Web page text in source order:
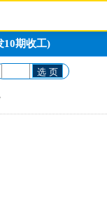
10期收工)
选 页